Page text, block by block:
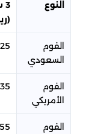
النوع
الفوم
السعودي
25
الفوم
الأمريكي
35
الفوم
55